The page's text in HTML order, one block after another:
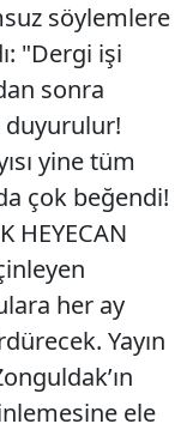
söylemlere
"Dergi işi
sonra
yine tüm
çok beğendi!
HEYECAN
her ay
Yayın
ele